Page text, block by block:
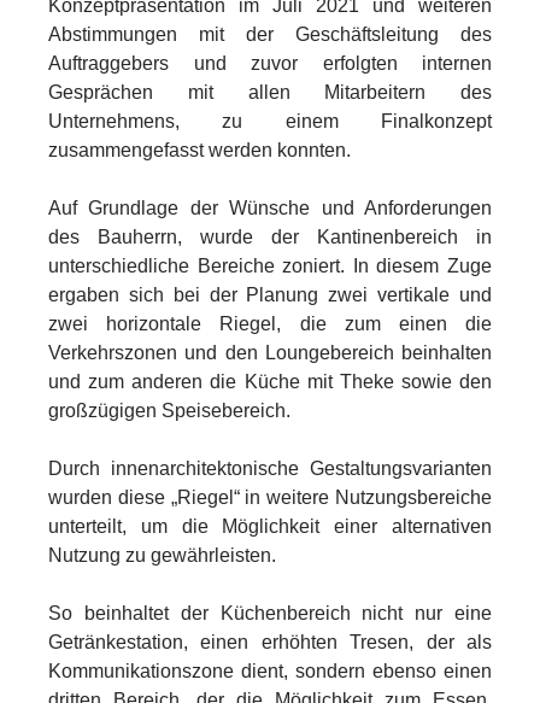
Konzeptpräsentation im Juli 2021 und weiteren
Abstimmungen mit der Geschäftsleitung des
Auftraggebers und zuvor erfolgten internen
Gesprächen mit allen Mitarbeitern des
Unternehmens, zu einem Finalkonzept
zusammengefasst werden konnten.
Auf Grundlage der Wünsche und Anforderungen
des Bauherrn, wurde der Kantinenbereich in
unterschiedliche Bereiche zoniert. In diesem Zuge
ergaben sich bei der Planung zwei vertikale und
zwei horizontale Riegel, die zum einen die
Verkehrszonen und den Loungebereich beinhalten
und zum anderen die Küche mit Theke sowie den
großzügigen Speisebereich.
Durch innenarchitektonische Gestaltungsvarianten
wurden diese „Riegel“ in weitere Nutzungsbereiche
unterteilt, um die Möglichkeit einer alternativen
Nutzung zu gewährleisten.
So beinhaltet der Küchenbereich nicht nur eine
Getränkestation, einen erhöhten Tresen, der als
Kommunikationszone dient, sondern ebenso einen